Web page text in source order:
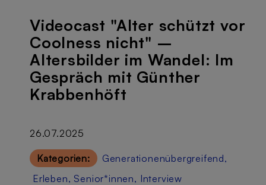
Videocast "Alter schützt vor
Coolness nicht" –
Altersbilder im Wandel: Im
Gespräch mit Günther
Krabbenhöft
26.07.2025
Kategorien: Generationenübergreifend,
Erleben, Senior*innen, Interview